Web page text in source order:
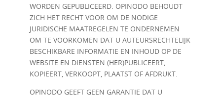
WORDEN GEPUBLICEERD. OPINODO BEHOUDT
ZICH HET RECHT VOOR OM DE NODIGE
JURIDISCHE MAATREGELEN TE ONDERNEMEN
OM TE VOORKOMEN DAT U AUTEURSRECHTELIJK
BESCHIKBARE INFORMATIE EN INHOUD OP DE
WEBSITE EN DIENSTEN (HER)PUBLICEERT,
KOPIEERT, VERKOOPT, PLAATST OF AFDRUKT.
OPINODO GEEFT GEEN GARANTIE DAT U